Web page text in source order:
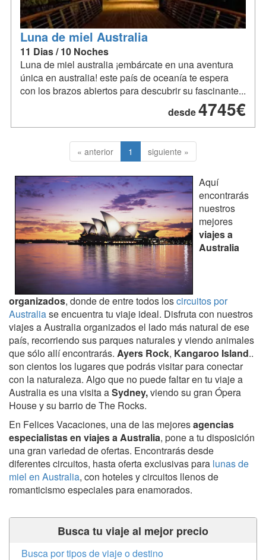
Luna de miel Australia
11 Dias / 10 Noches
Luna de miel australia ¡embárcate en una aventura
única en australia! este país de oceanía te espera
con los brazos abiertos para descubrir su fascinante...
desde4745€
« anterior 1 siguiente »
Aquí
encontrarás
nuestros
mejores
viajes a
Australia
organizados, donde de entre todos loscircuitos por
Australiase encuentra tu viaje ideal. Disfruta con nuestros
viajes a Australia organizados el lado más natural de ese
país, recorriendo sus parques naturales y viendo animales
que sólo allí encontrarás. Ayers Rock, Kangaroo Island..
son cientos los lugares que podrás visitar para conectar
con la naturaleza. Algo que no puede faltar en tu viaje a
Australia es una visita aSydney,viendo su gran Ópera
House y su barrio de The Rocks.
En Felices Vacaciones, una de las mejoresagencias
especialistas en viajes a Australia, pone a tu disposición
una gran variedad de ofertas. Encontrarás desde
diferentes circuitos, hasta oferta exclusivas para lunas de
miel en Australia, con hoteles y circuitos llenos de
romanticismo especiales para enamorados.
Busca tu viaje al mejor precio
Busca por tipos de viaje o destino